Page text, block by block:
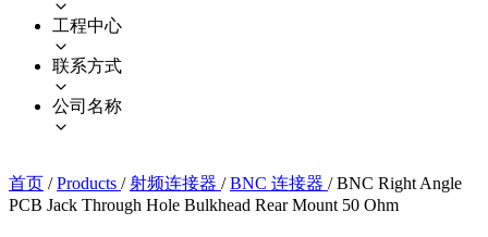
工程中心
联系方式
公司名称
首页 / Products / 射频连接器 / BNC 连接器 / BNC Right Angle
PCB Jack Through Hole Bulkhead Rear Mount 50 Ohm